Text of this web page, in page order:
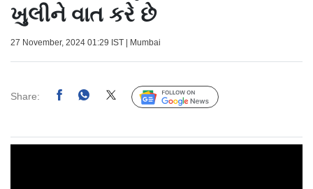
ખુલીને વાત કરે છે
27 November, 2024 01:29 IST | Mumbai
Share: Follow Us